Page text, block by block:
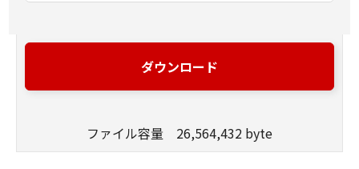
(1) キヤノンは、お客様が「キヤノン製品」を利
用する目的のために、「キヤノン製品」に直接
（本契約書においては、「本ソフトウェア」を
ダウンロード
ファイル容量 26,564,432 byte